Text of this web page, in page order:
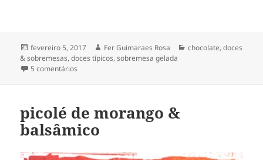
Publicado
em
fevereiro 5, 2017 Autor
Fer Guimaraes Rosa Categorias
chocolate,doces
& sobremesas,doces típicos,sobremesa gelada
5 comentários
picolé de morango &
balsâmico